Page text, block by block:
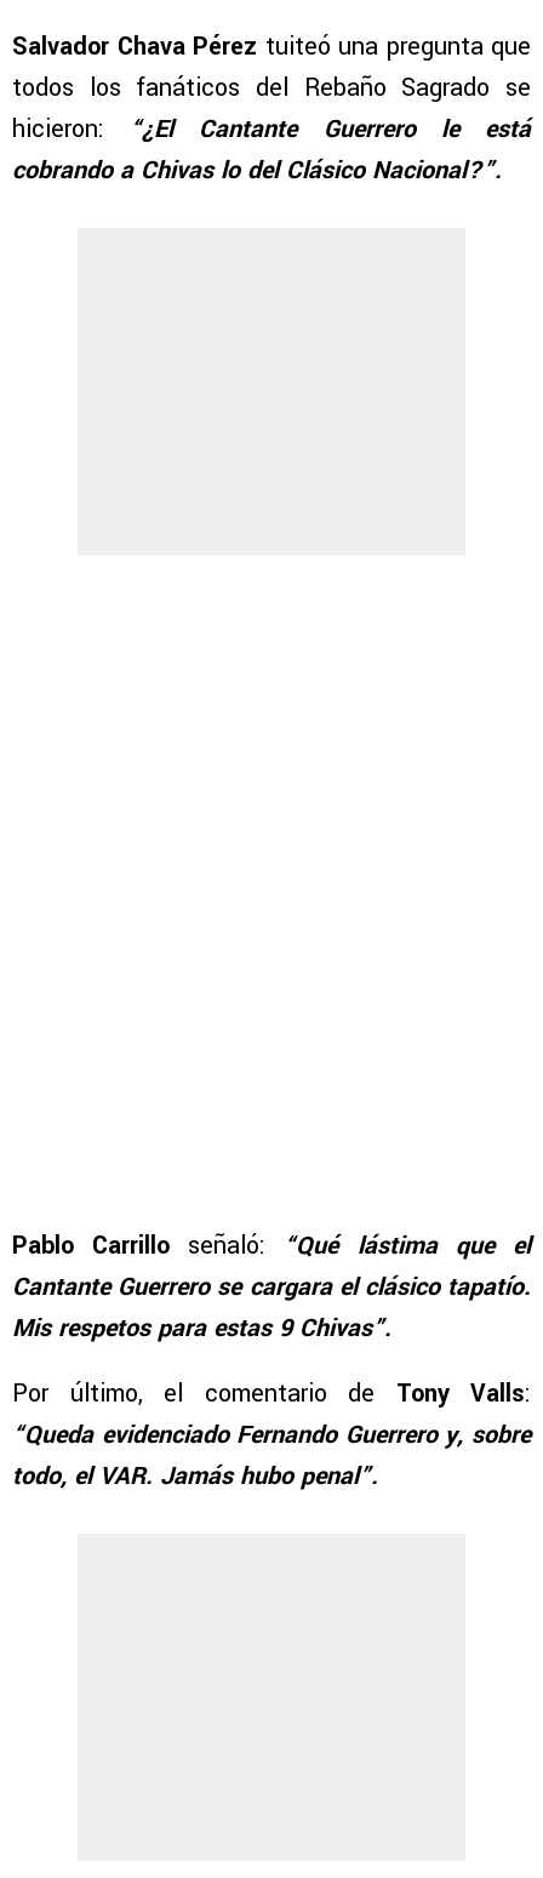
Salvador Chava Pérez tuiteó una pregunta que
todos los fanáticos del Rebaño Sagrado se
hicieron:
“¿El Cantante Guerrero le está
cobrando a Chivas lo del Clásico Nacional?”.
Pablo Carrillo señaló:
“Qué lástima que el
Cantante Guerrero se cargara el clásico tapatío.
Mis respetos para estas 9 Chivas”.
Por último, el comentario de Tony Valls:
“Queda evidenciado Fernando Guerrero y, sobre
todo, el VAR. Jamás hubo penal”.